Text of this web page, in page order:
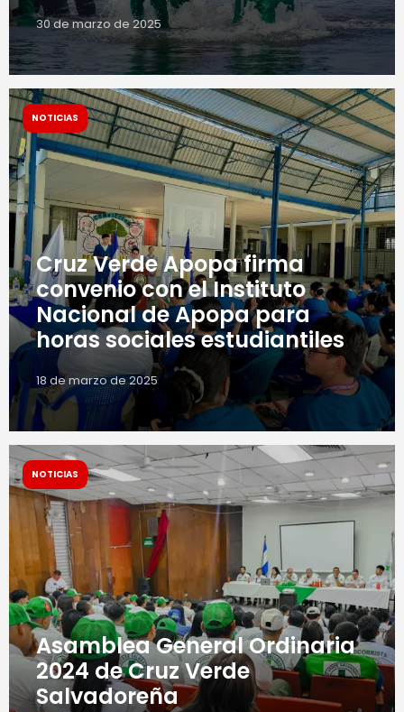
30 de marzo de 2025
Cruz Verde Apopa firma
convenio con el Instituto
Nacional de Apopa para
horas sociales estudiantiles
18 de marzo de 2025
NOTICIAS
Asamblea General Ordinaria
2024 de Cruz Verde
Salvadoreña
NOTICIAS